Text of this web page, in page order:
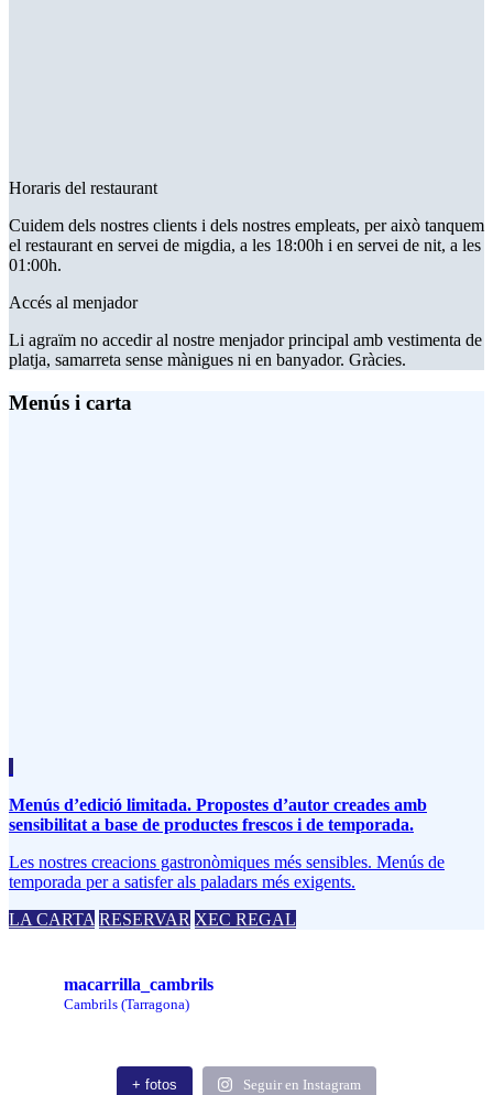
Horaris del restaurant
Cuidem dels nostres clients i dels nostres empleats, per això tanquem
el restaurant en servei de migdia, a les 18:00h i en servei de nit, a les
01:00h.
Accés al menjador
Li agraïm no accedir al nostre menjador principal amb vestimenta de
platja, samarreta sense mànigues ni en banyador. Gràcies.
Menús i carta
Menús d’edició limitada. Propostes d’autor creades amb
sensibilitat a base de productes frescos i de temporada.
Les nostres creacions gastronòmiques més sensibles. Menús de
temporada per a satisfer als paladars més exigents.
LA CARTA RESERVAR XEC REGAL
macarrilla_cambrils
Cambrils (Tarragona)
+ fotos Seguir en Instagram